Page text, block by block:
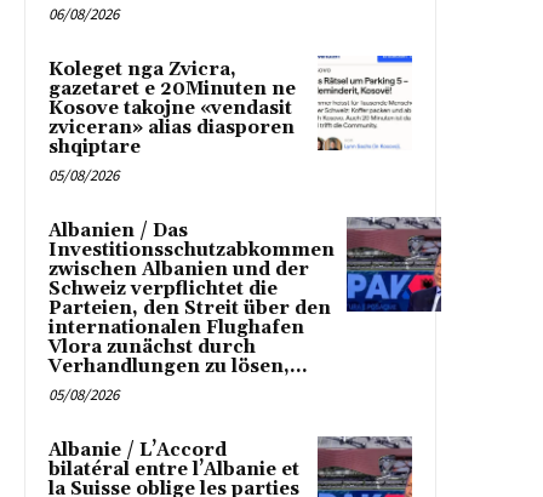
06/08/2026
Koleget nga Zvicra,
gazetaret e 20Minuten ne
Kosove takojne «vendasit
zviceran» alias diasporen
shqiptare
05/08/2026
Albanien / Das
Investitionsschutzabkommen
zwischen Albanien und der
Schweiz verpflichtet die
Parteien, den Streit über den
internationalen Flughafen
Vlora zunächst durch
Verhandlungen zu lösen,...
05/08/2026
Albanie / L’Accord
bilatéral entre l’Albanie et
la Suisse oblige les parties